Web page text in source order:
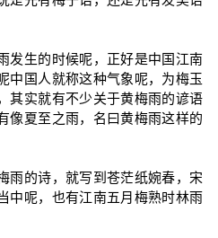
发生的时候呢，正好是中国江南
中国人就称这种气象呢，为梅玉
其实就有不少关于黄梅雨的谚语
像夏至之雨，名曰黄梅雨这样的
雨的诗，就写到苍茫纸婉春，宋
中呢，也有江南五月梅熟时林雨